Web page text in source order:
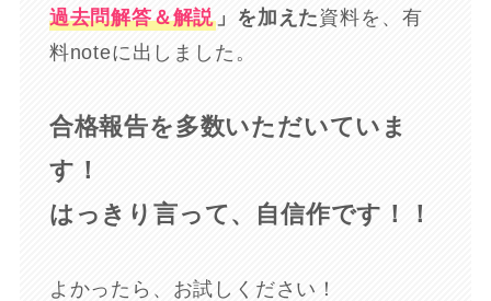
過去問解答＆解説 」を加えた資料を、有
料noteに出しました。
合格報告を多数いただいていま
す！
はっきり言って、自信作です！！
よかったら、お試しください！